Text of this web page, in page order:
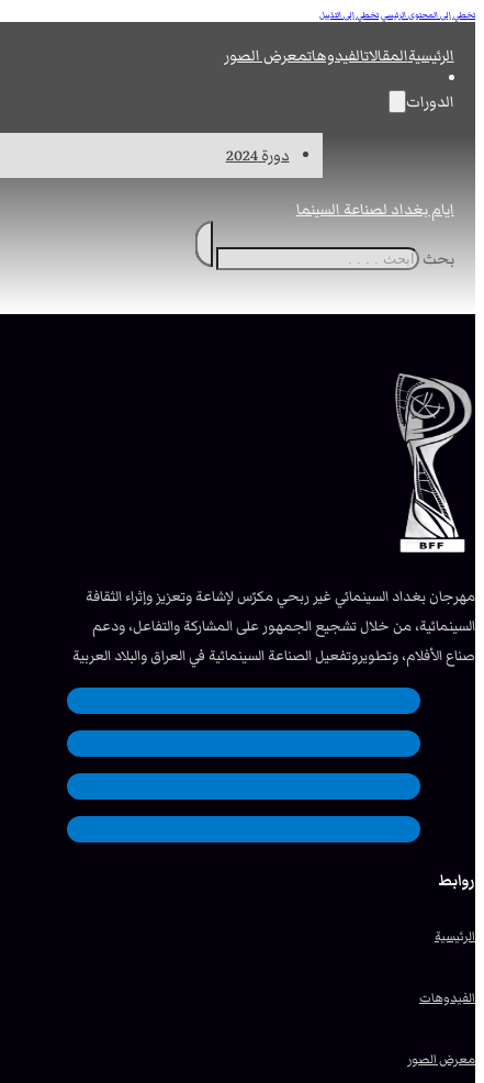
تخطي إلى المحتوى الرئيسيتخطي إلى التذييل
الرئيسيةالمقالاتالفيدوهاتمعرض الصور
الدورات
دورة 2024
ايام بغداد لصناعة السينما
بحث
مهرجان بغداد السينمائي غير ربحي مكرّس لإشاعة وتعزيز وإثراء الثقافة
السينمائية، من خلال تشجيع الجمهور على المشاركة والتفاعل، ودعم
صناع الأفلام، وتطويروتفعيل الصناعة السينمائية في العراق والبلاد العربية
روابط
الرئيسية
الفيدوهات
معرض الصور